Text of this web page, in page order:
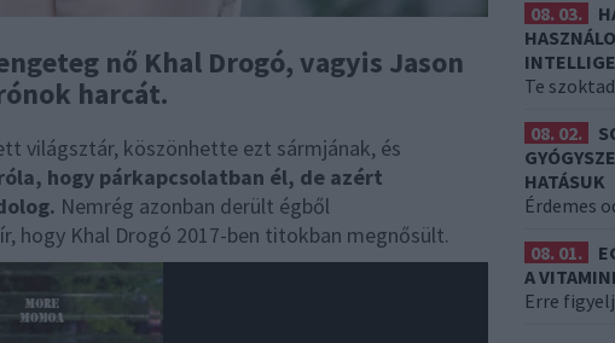
nő Khal Drogó, vagyis Jason
harcát.
világsztár, köszönhette ezt sármjának, és
hogy párkapcsolatban él, de azért
Nemrég azonban derült égből
hogy Khal Drogó 2017-ben titokban megnősült.
08. 03.
Te
08. 02.
HATÁSUK
Érdemes
08. 01.
A
Erre